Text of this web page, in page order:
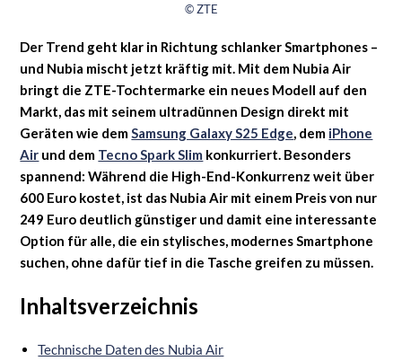
© ZTE
Der Trend geht klar in Richtung schlanker Smartphones –
und Nubia mischt jetzt kräftig mit. Mit dem Nubia Air
bringt die ZTE-Tochtermarke ein neues Modell auf den
Markt, das mit seinem ultradünnen Design direkt mit
Geräten wie demSamsung Galaxy S25 Edge, dem iPhone
Air und dem Tecno Spark Slim konkurriert. Besonders
spannend: Während die High-End-Konkurrenz weit über
600 Euro kostet, ist das Nubia Air mit einem Preis von nur
249 Euro deutlich günstiger und damit eine interessante
Option für alle, die ein stylisches, modernes Smartphone
suchen, ohne dafür tief in die Tasche greifen zu müssen.
Inhaltsverzeichnis
Technische Daten des Nubia Air